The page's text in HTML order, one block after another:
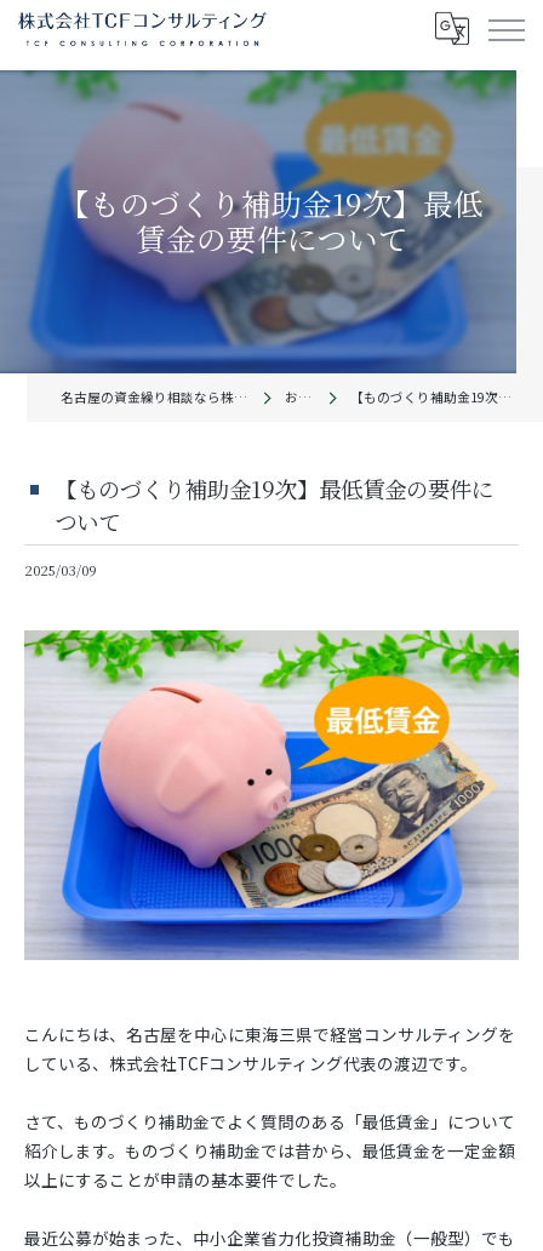
【ものづくり補助金19次】最低
賃金の要件について
名古屋の資金繰り相談なら株式会社TCFコンサルティング お知らせ 【ものづくり補助金19次】最低賃金の要件について
【ものづくり補助金19次】最低賃金の要件に
ついて
2025/03/09
こんにちは、名古屋を中心に東海三県で経営コンサルティングを
している、株式会社TCFコンサルティング代表の渡辺です。
さて、ものづくり補助金でよく質問のある「最低賃金」について
紹介します。ものづくり補助金では昔から、最低賃金を一定金額
以上にすることが申請の基本要件でした。
最近公募が始まった、中小企業省力化投資補助金（一般型）でも